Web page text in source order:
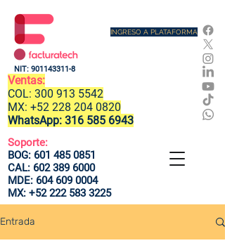
Ventas:
COL: 300 913 5542
MX: +52 228 204 0820
WhatsApp: 316 585 6943
Soporte:
BOG: 601 485 0851
CAL: 602 389 6000
MDE: 604 609 0004
MX: +52 222 583 3225
INGRESO A PLATAFORMA
NIT: 901143311-8
Entrada